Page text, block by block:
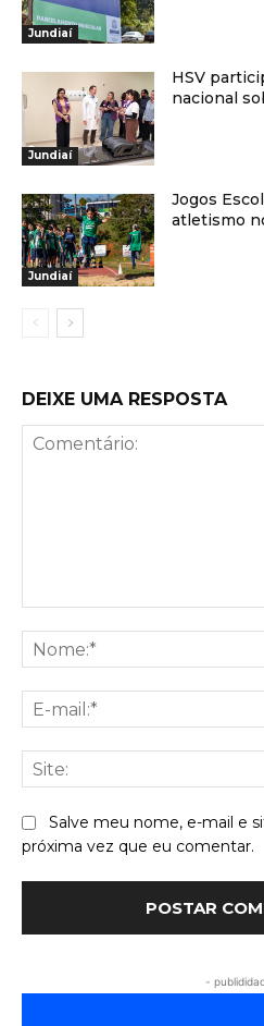
Jundiaí
Jundiaí
HSV
nacional
Jundiaí
Jogos
atletismo
DEIXE UMA RESPOSTA
Salve meu nome, e-mail e
próxima vez que eu comentar.
-